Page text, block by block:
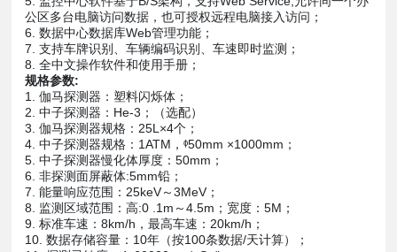
公区多台电脑访问数据，也可授权远程电脑接入访问；
6. 数据中心数据库Web管理功能；
7. 支持车牌识别、车辆编码识别、车速即时监测；
8. 全中文操作软件和使用手册；
规格参数:
1. 伽马探测器：塑料闪烁体；
2. 中子探测器：He-3；（选配）
3. 伽马探测器规格：25L×4个；
4. 中子探测器规格：1ATM，ᶲ50mm ×1000mm；
5. 中子探测器慢化体厚度：50mm；
6. 非探测面屏蔽体:5mm铅；
7. 能量响应范围：25keV～3MeV；
8. 监测区域范围：高:0 .1m～4.5m；宽度：5M；
9. 标准车速：8km/h，最高车速：20km/h；
10. 数据存储容量：10年（按100条数据/天计算）；